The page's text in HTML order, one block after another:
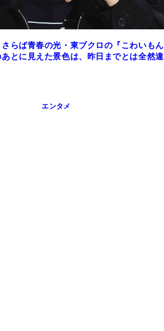
さらば青春の光・東ブクロの『こわいもん
とに見えた景色は、昨日までとは全然違
エンタメ